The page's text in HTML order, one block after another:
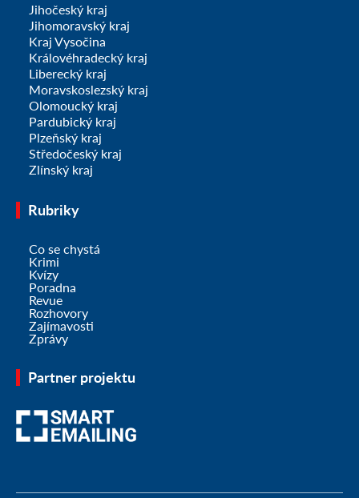
Jihočeský kraj
Jihomoravský kraj
Kraj Vysočina
Královéhradecký kraj
Liberecký kraj
Moravskoslezský kraj
Olomoucký kraj
Pardubický kraj
Plzeňský kraj
Středočeský kraj
Zlínský kraj
Rubriky
Co se chystá
Krimi
Kvízy
Poradna
Revue
Rozhovory
Zajímavosti
Zprávy
Partner projektu